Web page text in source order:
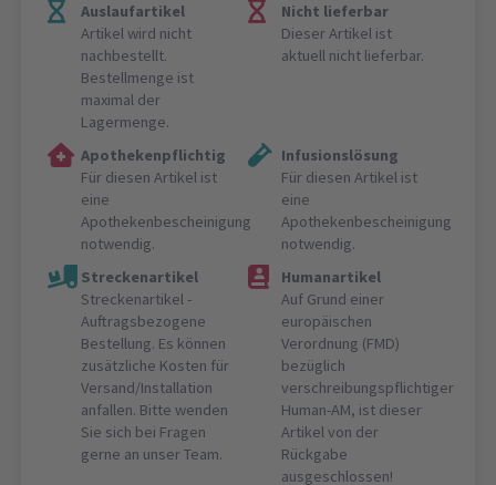
Auslaufartikel
Artikel wird nicht
nachbestellt.
Bestellmenge ist
maximal der
Lagermenge.
Nicht lieferbar
Dieser Artikel ist
aktuell nicht lieferbar.
Apothekenpflichtig
Für diesen Artikel ist
eine
Apothekenbescheinigung
notwendig.
Infusionslösung
Für diesen Artikel ist
eine
Apothekenbescheinigung
notwendig.
Streckenartikel
Streckenartikel -
Auftragsbezogene
Bestellung. Es können
zusätzliche Kosten für
Versand/Installation
anfallen. Bitte wenden
Sie sich bei Fragen
gerne an unser Team.
Humanartikel
Auf Grund einer
europäischen
Verordnung (FMD)
bezüglich
verschreibungspflichtiger
Human-AM, ist dieser
Artikel von der
Rückgabe
ausgeschlossen!